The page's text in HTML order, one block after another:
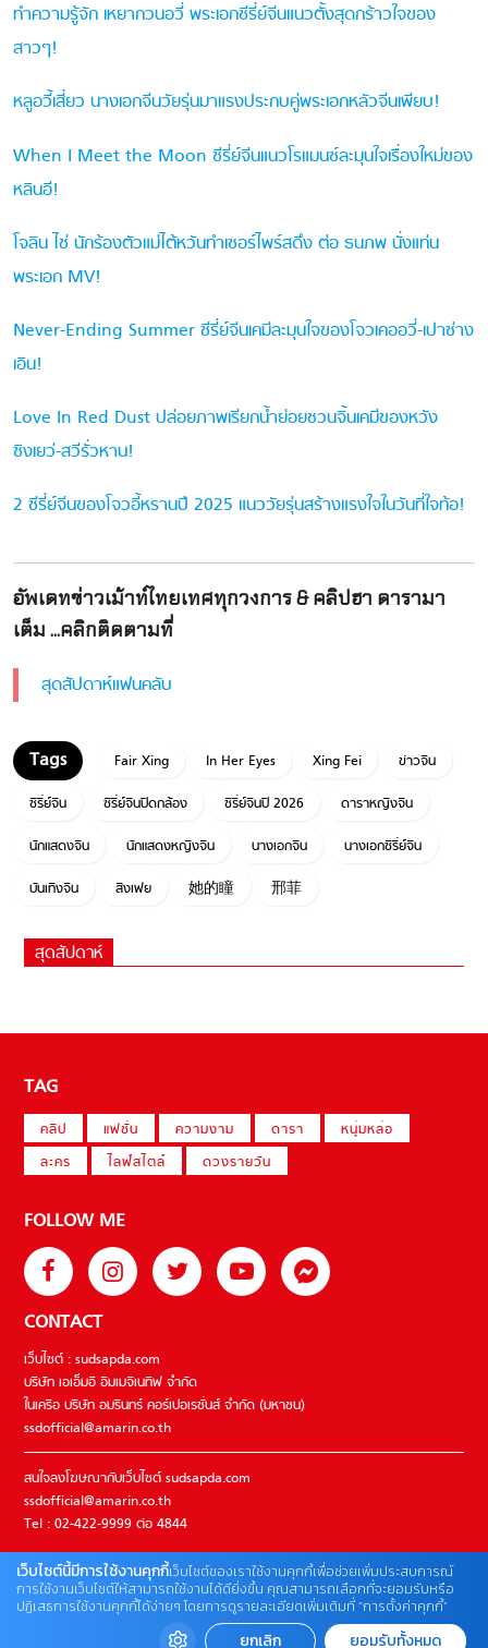
ทำความรู้จัก เหยากวนอวี่ พระเอกซีรี่ย์จีนแนวตั้งสุดกร้าวใจของ
สาวๆ!
หลูอวี้เสี่ยว นางเอกจีนวัยรุ่นมาแรงประกบคู่พระเอกหลัวจีนเพียบ!
When I Meet the Moon ซีรี่ย์จีนแนวโรแมนซ์ละมุนใจเรื่องใหม่ของ
หลินอี!
โจลิน ไช่ นักร้องตัวแม่ไต้หวันทำเซอร์ไพร์สดึง ต่อ ธนภพ นั่งแท่น
พระเอก MV!
Never-Ending Summer ซีรี่ย์จีนเคมีละมุนใจของโจวเคออวี่-เปาซ่าง
เอิน!
Love In Red Dust ปล่อยภาพเรียกน้ำย่อยชวนจิ้นเคมีของหวัง
ซิงเยว่-สวีรั่วหาน!
2 ซีรี่ย์จีนของโจวอี้หรานปี 2025 แนววัยรุ่นสร้างแรงใจในวันที่ใจท้อ!
อัพเดทข่าวเม้าท์ไทยเทศทุกวงการ & คลิปฮา ดารามา
เต็ม ...คลิกติดตามที่
สุดสัปดาห์แฟนคลับ
Fair Xing In Her Eyes Xing Fei
ข่าวจีน
ซีรี่ย์จีน
ซีรี่ย์จีนปิดกล้อง ซีรี่ย์จีนปี 2026
ดาราหญิงจีน
นักแสดงจีน
นักแสดงหญิงจีน นางเอกจีน
นางเอกซีรี่ย์จีน
บันเทิงจีน
สิงเฟย 她的瞳 邢菲
สุดสัปดาห์
TAG
คลิป แฟชั่น ความงาม ดารา
หนุ่มหล่อ
ละคร
ไลฟ์สไตล์ ดวงรายวัน
FOLLOW ME
CONTACT
เว็บไซต์ : sudsapda.com
บริษัท เอเอ็มอี อิมเมจิเนทีฟ จำกัด
ในเครือ บริษัท อมรินทร์ คอร์เปอเรชั่นส์ จำกัด (มหาชน)
ssdofficial@amarin.co.th
สนใจลงโฆษณากับเว็บไซต์ sudsapda.com
ssdofficial@amarin.co.th
Tel : 02-422-9999 ต่อ 4844
ติดต่อแจ้งปัญหาหรือร้องเรียน
02-422-9999 ต่อ 4180
(จันทร์ – ศุกร์ เวลา 09.00 – 18.00 น)
เว็บไซต์นี้มีการใช้งานคุกกี้เว็บไซต์ของเราใช้งานคุกกี้เพื่อช่วยเพิ่มประสบการณ์
การใช้งานเว็บไซต์ให้สามารถใช้งานได้ดียิ่งขึ้น คุณสามารถเลือกที่จะยอมรับหรือ
ปฏิเสธการใช้งานคุกกี้ได้ง่ายๆ โดยการดูรายละเอียดเพิ่มเติมที่ “การตั้งค่าคุกกี้”
ยกเลิก ยอมรับทั้งหมด